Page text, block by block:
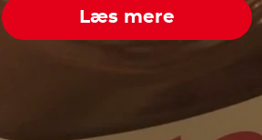
Læs mere